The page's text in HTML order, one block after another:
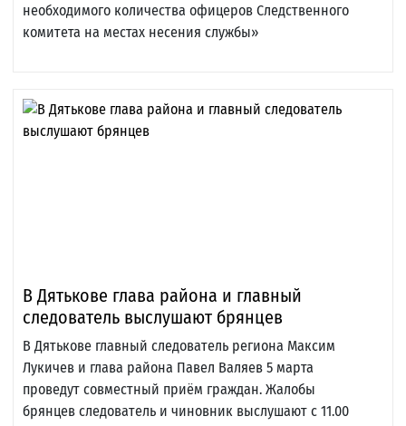
необходимого количества офицеров Следственного
комитета на местах несения службы»
В Дятькове глава района и главный
следователь выслушают брянцев
В Дятькове главный следователь региона Максим
Лукичев и глава района Павел Валяев 5 марта
проведут совместный приём граждан. Жалобы
брянцев следователь и чиновник выслушают с 11.00